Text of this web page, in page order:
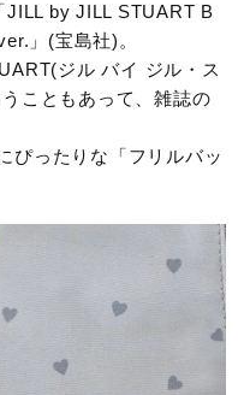
JILL by JILL STUART B
」(宝島社)。
ジル バイ ジル・ス
こともあって、雑誌の
ぴったりな「フリルバッ